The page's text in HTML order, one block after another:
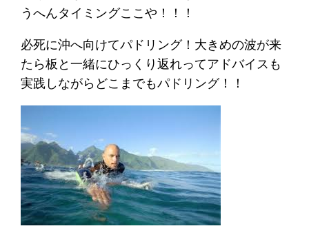
うへんタイミングここや！！！
必死に沖へ向けてパドリング！大きめの波が来
たら板と一緒にひっくり返れってアドバイスも
実践しながらどこまでもパドリング！！